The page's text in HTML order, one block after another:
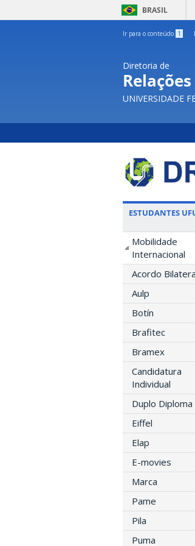
BRASIL
Ir para o conteúdo 1
Diretoria de
UNIVERSIDADE
ESTUDANTES
Mobilidade
Internacional
Acordo
Aulp
Botín
Brafitec
Bramex
Candidatura
Individual
Duplo Diploma
Eiffel
Elap
E-movies
Marca
Pame
Pila
Puma